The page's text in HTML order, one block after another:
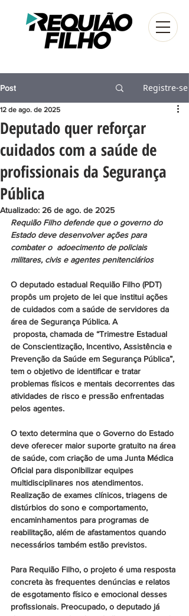
Post Registre-se
Deputado quer reforçar
cuidados com a saúde de
profissionais da Segurança
Pública
12 de ago. de 2025
Atualizado: 26 de ago. de 2025
Requião Filho defende que o governo do
Estado deve desenvolver ações para
combater o  adoecimento de policiais
militares, civis e agentes penitenciários
O deputado estadual Requião Filho (PDT)
propôs um projeto de lei que institui ações
de cuidados com a saúde de servidores da
área de Segurança Pública. A
de Conscientização, Incentivo, Assistência e
Prevenção da Saúde em Segurança Pública”,
tem o objetivo de identificar e tratar
problemas físicos e mentais decorrentes das
atividades de risco e pressão enfrentadas
pelos agentes.
O texto determina que o Governo do Estado
deve oferecer maior suporte gratuito na área
de saúde, com criação de uma Junta Médica
Oficial para disponibilizar equipes
multidisciplinares nos atendimentos.
Realização de exames clínicos, triagens de
distúrbios do sono e comportamento,
encaminhamentos para programas de
reabilitação, além de afastamentos quando
necessários também estão previstos.
Para Requião Filho, o projeto é uma resposta
concreta às frequentes denúncias e relatos
de esgotamento físico e emocional desses
profissionais. Preocupado, o deputado já